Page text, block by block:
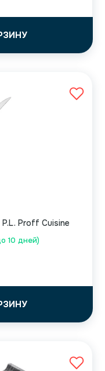
10 дней)
Proff Cuisine